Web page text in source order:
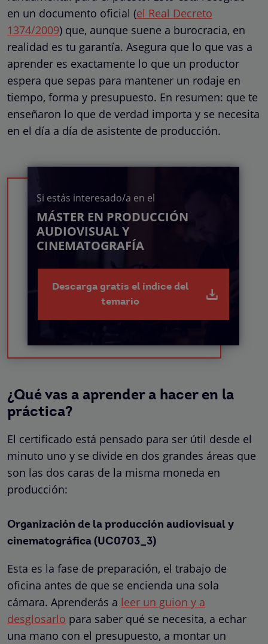
en un documento oficial (el Real Decreto
1374/2009) que, aunque suene a burocracia, en
realidad es tu garantía. Asegura que lo que vas a
aprender es exactamente lo que un productor
espera que sepas para mantener un rodaje en
tiempo, forma y presupuesto. En resumen: que te
enseñaron lo que de verdad importa y se necesita
en el día a día de asistente de producción.
Si estás interesado/a en el
MÁSTER EN PRODUCCIÓN
AUDIOVISUAL Y
CINEMATOGRAFÍA
Descarga gratis el índice del
temario
¿Qué vas a aprender a hacer en la
práctica?
El certificado está pensado para ser útil desde el
minuto uno y se divide en dos grandes áreas que
son las dos caras de la misma moneda en
producción:
Organización de la producción audiovisual y
cinematográfica (UC0703_3)
Esta es la fase de preparación, el trabajo de
oficina antes de que se encienda una sola
cámara. Aprenderás a leer un guion y a
desglosarlo para saber qué se necesita, a echar
una mano con el presupuesto, a montar un